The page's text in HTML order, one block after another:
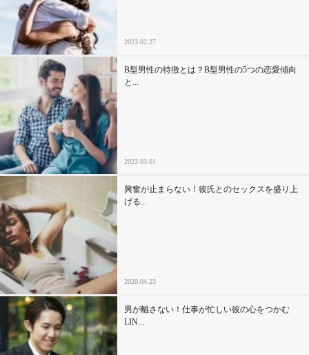
2023.02.27
B型男性の特徴とは？B型男性の5つの恋愛傾向
と...
2023.03.01
興奮が止まらない！彼氏とのセックスを盛り上
げる...
2020.04.23
男が離さない！仕事が忙しい彼の心をつかむ
LIN...